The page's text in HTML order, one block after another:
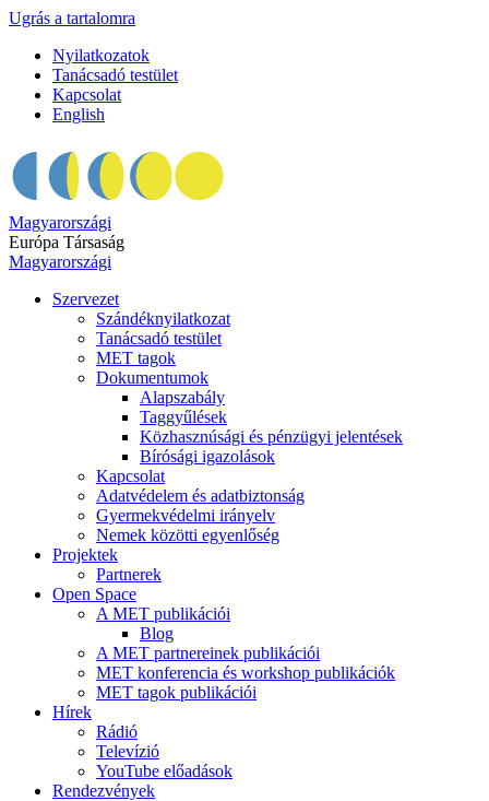
Ugrás a tartalomra
Nyilatkozatok
Tanácsadó testület
Kapcsolat
English
Magyarországi
Európa Társaság
Magyarországi
Szervezet
Szándéknyilatkozat
Tanácsadó testület
MET tagok
Dokumentumok
Alapszabály
Taggyűlések
Közhasznúsági és pénzügyi jelentések
Bírósági igazolások
Kapcsolat
Adatvédelem és adatbiztonság
Gyermekvédelmi irányelv
Nemek közötti egyenlőség
Projektek
Partnerek
Open Space
A MET publikációi
Blog
A MET partnereinek publikációi
MET konferencia és workshop publikációk
MET tagok publikációi
Hírek
Rádió
Televízió
YouTube előadások
Rendezvények